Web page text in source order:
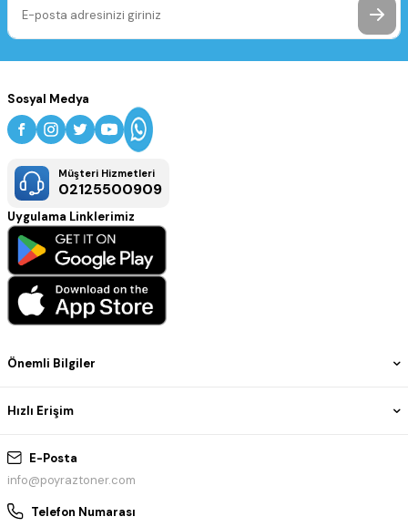
E-Posta
info@poyraztoner.com
Telefon Numarası
Önemli Bilgiler
Hızlı Erişim
Sosyal Medya
Müşteri Hizmetleri
02125500909
Uygulama Linklerimiz